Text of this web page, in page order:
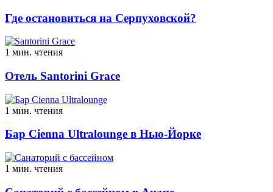
Где остановиться на Серпуховской?
1 мин. чтения
Отель Santorini Grace
1 мин. чтения
Бар Cienna Ultralounge в Нью-Йорке
1 мин. чтения